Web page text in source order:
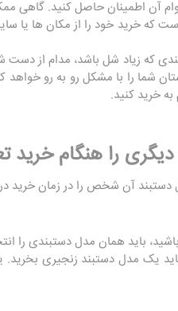
آن اطمینان حاصل کنید. گاهی
که خرید خود را از مکان ها یا
که زیاد شل باشد، مدام از
شما را با مشکل رو به رو خواهد
خرید کنید.
را هنگام خرید
آن شخص را در زمان خرید
باید همان مدل دستبندی را
مدل دستبند زنجیری بخرید.